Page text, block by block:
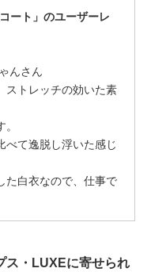
ート」のユーザーレ
んさん
ストレッチの効いた素
べて逸脱し浮いた感じ
た白衣なので、仕事で
ス・LUXEに寄せられ